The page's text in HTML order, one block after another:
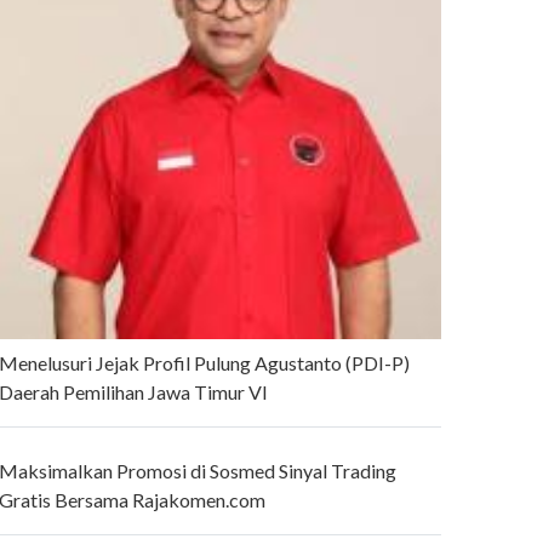
Jejak Profil Pulung Agustanto (PDI-P)
Pemilihan Jawa Timur VI
Promosi di Sosmed Sinyal Trading
Bersama Rajakomen.com